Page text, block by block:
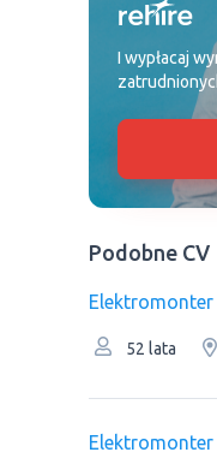
I wypłacaj
Podobne CV
Elektromonter
52 lata
Elektromonter